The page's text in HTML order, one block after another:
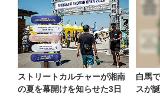
ストリートカルチャーが湘南
の夏を幕開けを知らせた3日
白馬
スが